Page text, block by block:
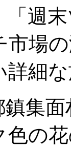
「週
市場
詳細
集
色の